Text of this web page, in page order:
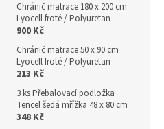
Chránič matrace 180 x 200 cm
Lyocell froté / Polyuretan
900 Kč
Chránič matrace 50 x 90 cm
Lyocell froté / Polyuretan
213 Kč
3 ks Přebalovací podložka
Tencel šedá mřížka 48 x 80 cm
348 Kč